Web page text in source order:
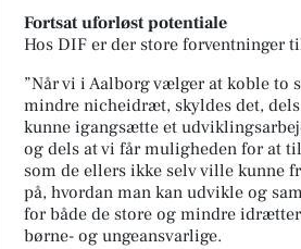
Fortsat uforløst potentiale
Hos DIF er der store forventninger
”Når vi i Aalborg vælger at koble to
mindre nicheidræt, skyldes det,
kunne igangsætte et
og dels at vi får muligheden for at
som de ellers ikke selv ville kunne
på, hvordan man kan udvikle og
for både de store og mindre
børne- og ungeansvarlige.